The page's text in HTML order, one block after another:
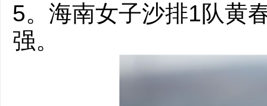
5。海南女子沙排1队黄
强。